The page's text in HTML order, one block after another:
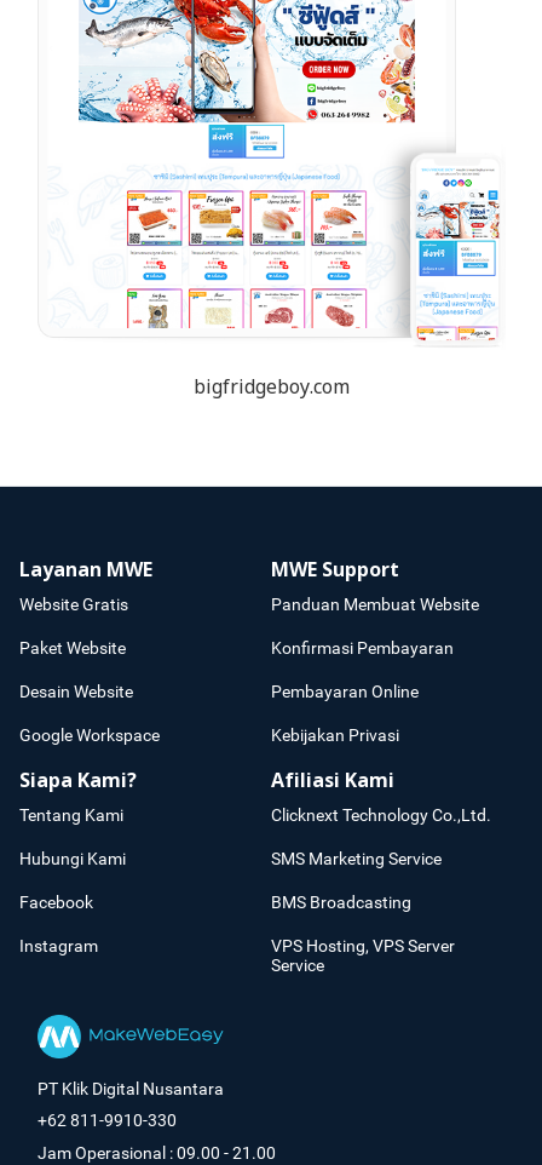
bigfridgeboy.com
Layanan MWE
Website Gratis
Paket Website
Desain Website
Google Workspace
MWE Support
Panduan Membuat Website
Konfirmasi Pembayaran
Pembayaran Online
Kebijakan Privasi
Siapa Kami?
Tentang Kami
Hubungi Kami
Facebook
Instagram
Afiliasi Kami
Clicknext Technology Co.,Ltd.
SMS Marketing Service
BMS Broadcasting
VPS Hosting, VPS Server
Service
PT Klik Digital Nusantara
+62 811-9910-330
Jam Operasional : 09.00 - 21.00